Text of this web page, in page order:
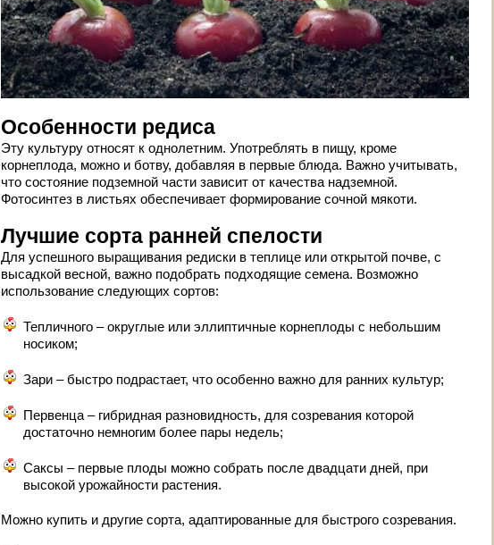
Особенности редиса
Эту культуру относят к однолетним. Употреблять в пищу, кроме
корнеплода, можно и ботву, добавляя в первые блюда. Важно учитывать,
что состояние подземной части зависит от качества надземной.
Фотосинтез в листьях обеспечивает формирование сочной мякоти.
Лучшие сорта ранней спелости
Для успешного выращивания редиски в теплице или открытой почве, с
высадкой весной, важно подобрать подходящие семена. Возможно
использование следующих сортов:
Тепличного – округлые или эллиптичные корнеплоды с небольшим
носиком;
Зари – быстро подрастает, что особенно важно для ранних культур;
Первенца – гибридная разновидность, для созревания которой
достаточно немногим более пары недель;
Саксы – первые плоды можно собрать после двадцати дней, при
высокой урожайности растения.
Можно купить и другие сорта, адаптированные для быстрого созревания.